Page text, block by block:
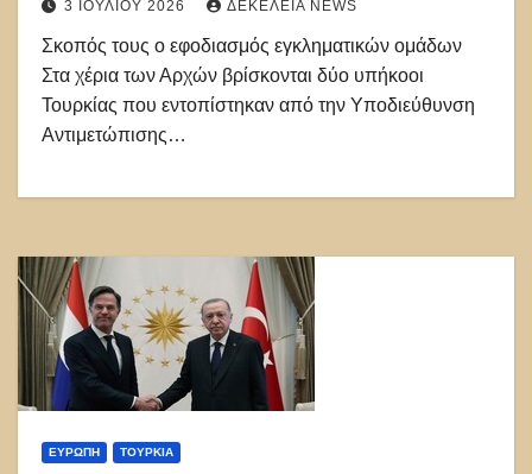
3 ΙΟΥΛΊΟΥ 2026 ΔΕΚΈΛΕΙΑ NEWS
Σκοπός τους ο εφοδιασμός εγκληματικών ομάδων
Στα χέρια των Αρχών βρίσκονται δύο υπήκοοι
Τουρκίας που εντοπίστηκαν από την Υποδιεύθυνση
Αντιμετώπισης…
ΕΥΡΏΠΗ ΤΟΥΡΚΊΑ